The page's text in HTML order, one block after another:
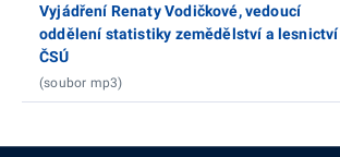
Vyjádření Renaty Vodičkové, vedoucí
oddělení statistiky zemědělství a lesnictví
ČSÚ
(soubor mp3)